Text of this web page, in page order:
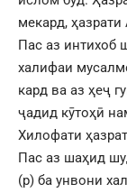
мекард,
Пас аз интихоб
халифаи
кард ва аз ҳеҷ
ҷадид кӯтоҳӣ
Хилофати
Пас аз шаҳид
(р) ба унвони